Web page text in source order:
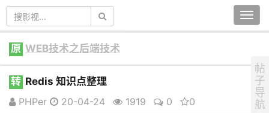
原 WEB技术之后端技术
转 Redis 知识点整理
PHPer
20-04-24 1919 0 0
帖
子
导
航